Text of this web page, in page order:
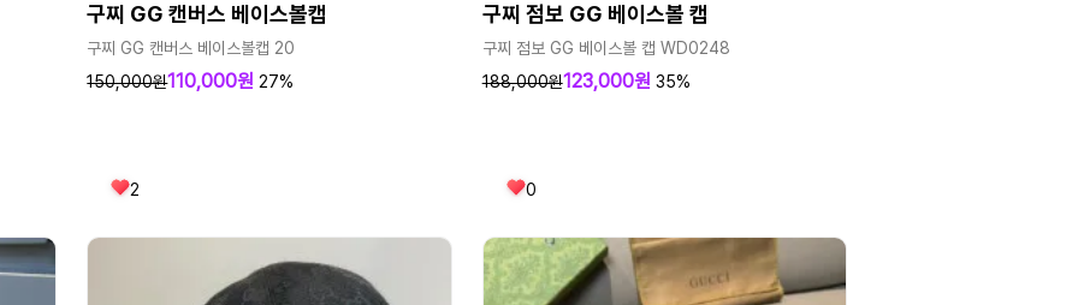
구찌 GG 캔버스 베이스볼캡
구찌 GG 캔버스 베이스볼캡 20
150,000원110,000원 27%
2
구찌 점보 GG 베이스볼 캡
구찌 점보 GG 베이스볼 캡 WD0248
188,000원123,000원 35%
0